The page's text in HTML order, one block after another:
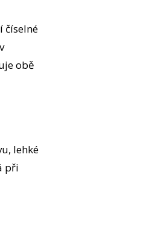
číselné
obě
lehké
při